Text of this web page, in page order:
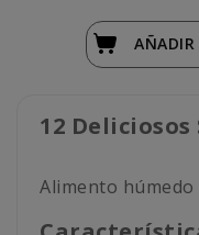
AÑADIR
12
Alimento